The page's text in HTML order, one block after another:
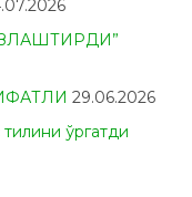
29.06.2026
ўргатди